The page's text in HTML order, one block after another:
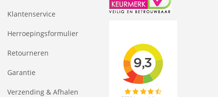
Klantenservice
Herroepingsformulier
Retourneren
Garantie
Verzending & Afhalen